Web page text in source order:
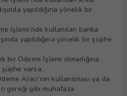
yapıldığına yönelik bir
İşlemi’nde kullanılan banka
yapıldığına yönelik bir şüphe
bir Ödeme İşlemi olmadığına
varsa.
Aracı’nın kullanılması ya da
gereği gibi muhafaza